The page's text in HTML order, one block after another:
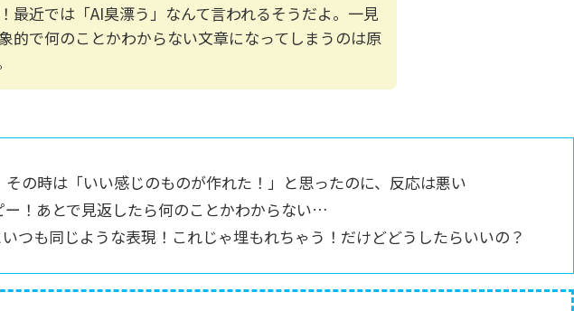
最近では「AI臭漂う」なんて言われるそうだよ。一見
的で何のことかわからない文章になってしまうのは原
その時は「いい感じのものが作れた！」と思ったのに、反応は悪い
ー！あとで見返したら何のことかわからない…
つも同じような表現！これじゃ埋もれちゃう！だけどどうしたらいいの？